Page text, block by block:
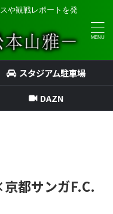
や観戦レポートを発
スタジアム駐車場
DAZN
都サンガF.C.